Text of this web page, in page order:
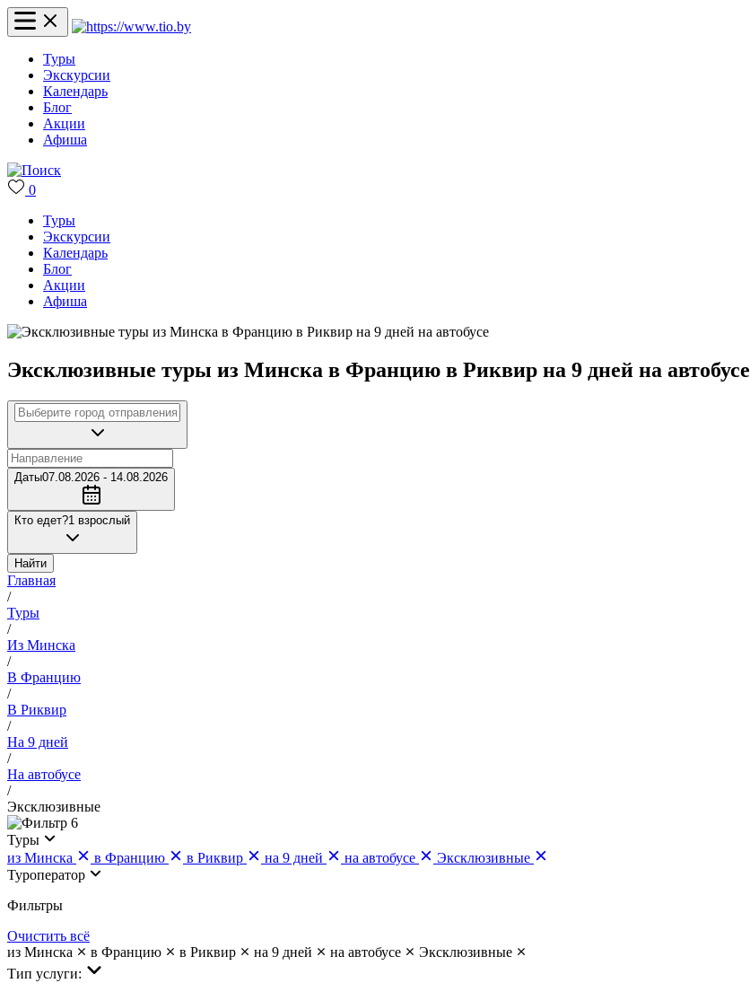
Туры
Экскурсии
Календарь
Блог
Акции
Афиша
0
Туры
Экскурсии
Календарь
Блог
Акции
Афиша
Эксклюзивные туры из Минска в Францию в Риквир на 9 дней на автобусе
Даты07.08.2026 - 14.08.2026
Кто едет?1 взрослый
Найти
Главная
/
Туры
/
Из Минска
/
В Францию
/
В Риквир
/
На 9 дней
/
На автобусе
/
Эксклюзивные
6
Туры
из Минска
в Францию в Риквир на 9 дней на автобусе
Эксклюзивные
Туроператор
Фильтры
Очистить всё
из Минска
в Францию в Риквир на 9 дней на автобусе
Эксклюзивные
Тип услуги: